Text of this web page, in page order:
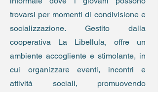
trovarsi per momenti di condivisione e
socializzazione. Gestito dalla
cooperativa La Libellula, offre un
ambiente accogliente e stimolante, in
cui organizzare eventi, incontri e
attività sociali, promuovendo